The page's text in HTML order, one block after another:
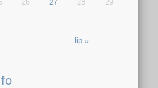
lip »
26 27 28 29